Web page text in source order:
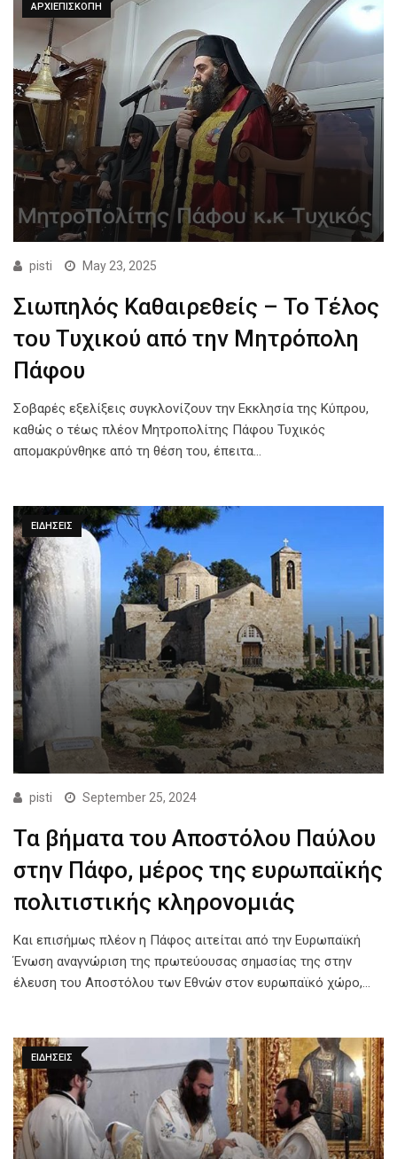
ΑΡΧΙΕΠΙΣΚΟΠΗ
pisti May 23, 2025
Σιωπηλός Καθαιρεθείς – Το Τέλος
του Τυχικού από την Μητρόπολη
Πάφου
Σοβαρές εξελίξεις συγκλονίζουν την Εκκλησία της Κύπρου,
καθώς ο τέως πλέον Μητροπολίτης Πάφου Τυχικός
απομακρύνθηκε από τη θέση του, έπειτα…
ΕΙΔΗΣΕΙΣ
pisti September 25, 2024
Τα βήματα του Αποστόλου Παύλου
στην Πάφο, μέρος της ευρωπαϊκής
πολιτιστικής κληρονομιάς
Και επισήμως πλέον η Πάφος αιτείται από την Ευρωπαϊκή
Ένωση αναγνώριση της πρωτεύουσας σημασίας της στην
έλευση του Αποστόλου των Εθνών στον ευρωπαϊκό χώρο,…
ΕΙΔΗΣΕΙΣ